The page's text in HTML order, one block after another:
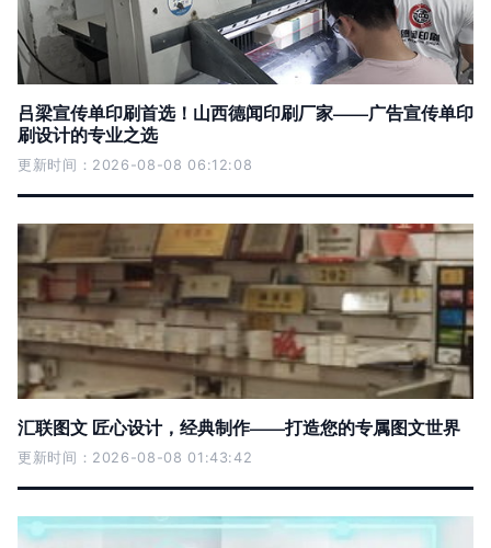
吕梁宣传单印刷首选！山西德闻印刷厂家——广告宣传单印
刷设计的专业之选
更新时间：2026-08-08 06:12:08
汇联图文 匠心设计，经典制作——打造您的专属图文世界
更新时间：2026-08-08 01:43:42